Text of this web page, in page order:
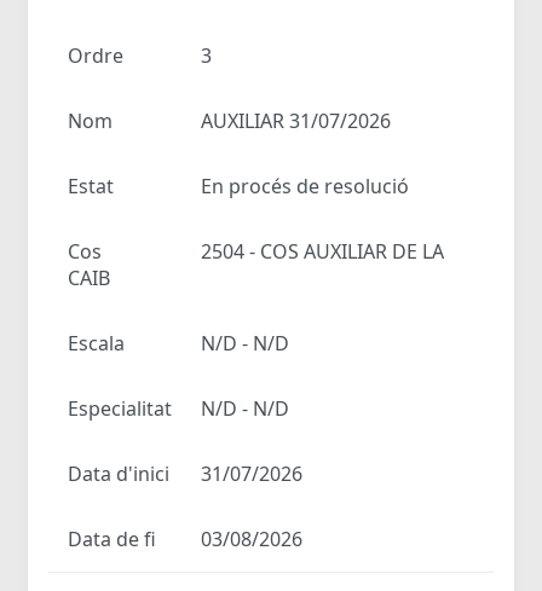
Ordre 3
Nom AUXILIAR 31/07/2026
Estat En procés de resolució
Cos
2504 - COS AUXILIAR DE LA
CAIB
Escala N/D - N/D
Especialitat N/D - N/D
Data d'inici 31/07/2026
Data de fi 03/08/2026